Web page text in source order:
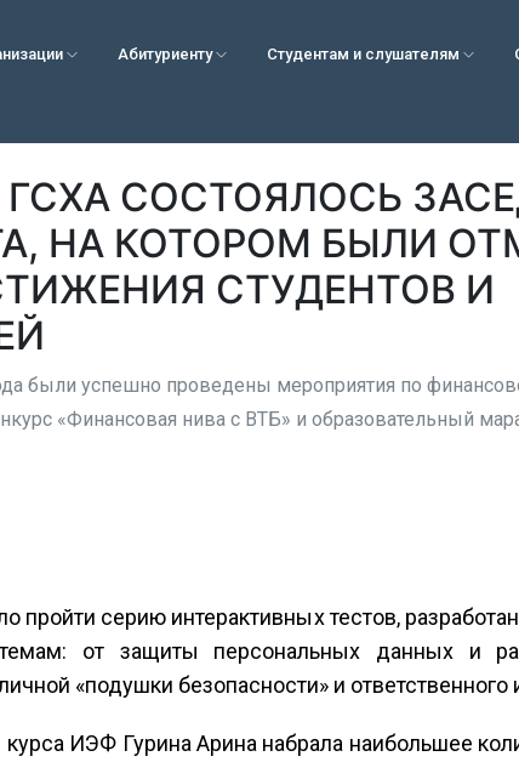
Абитуриенту Студентам и слушателям
СОСТОЯЛОСЬ
НА КОТОРОМ БЫЛИ
СТУДЕНТОВ И
были успешно проведены мероприятия по
«Финансовая нива с ВТБ» и образовательный
пройти серию интерактивных тестов,
от защиты персональных данных и
«подушки безопасности» и ответственного
курса ИЭФ Гурина Арина набрала наибольшее